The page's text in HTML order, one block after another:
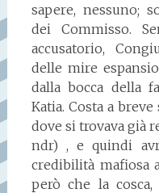
sapere, nessuno;
dei Commisso.
accusatorio,
delle mire
dalla bocca della
Katia. Costa a
dove si trovava già
ndr) , e quindi
credibilità mafiosa
però che la